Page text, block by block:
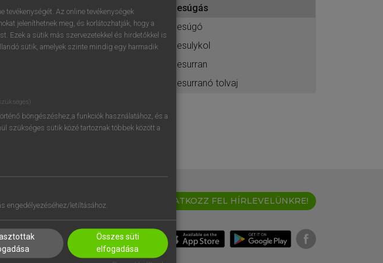
próbaverziójának elindításához
regisztrálok ésbelépek.
REGISZTRÁCIÓ
besúgás
besúgó
besulykol
besurran
besurranó tolvaj
IRATKOZZ FEL HÍRLEVELÜNKRE!
tevékenységét. Az online tevékenységek
jeleníthetnek meg, és korlátozhatják, hogy a
Ezek a sütik más szervezetekkel és hirdetőkkel is
sütik, amelyek szinte mindig egy harmadik
böngészéshez,a funkciók használatához, és a
szükséges sütik közé tartoznak többek között a
engedélyezéséhez/letiltásához.
Összes süti
elfogadása